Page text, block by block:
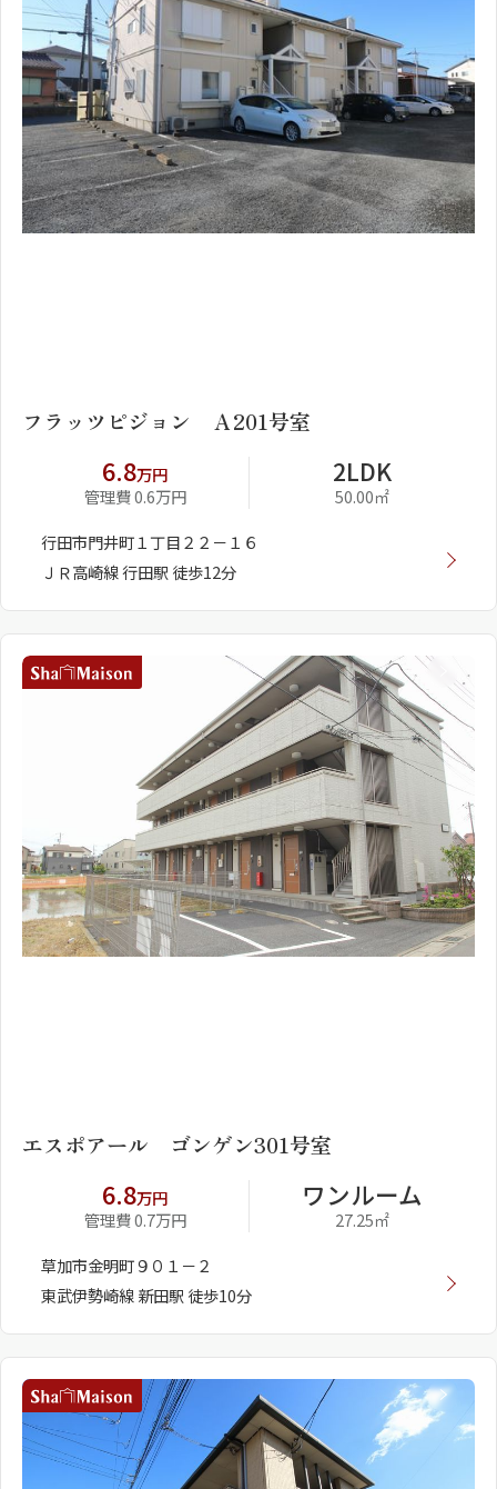
フラッツピジョン Ａ201号室
6.8万円
管理費 0.6万円
2LDK
50.00㎡
行田市門井町１丁目２２－１６
ＪＲ高崎線 行田駅 徒歩12分
エスポアール ゴンゲン301号室
6.8万円
管理費 0.7万円
ワンルーム
27.25㎡
草加市金明町９０１－２
東武伊勢崎線 新田駅 徒歩10分